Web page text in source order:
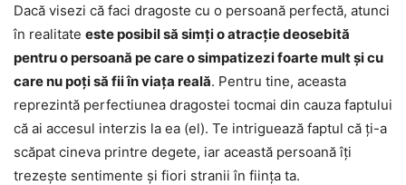
Dacă visezi că faci dragoste cu o persoană perfectă, atunci
în realitate este posibil să simți o atracție deosebită
pentru o persoană pe care o simpatizezi foarte mult și cu
care nu poți să fii în viața reală. Pentru tine, aceasta
reprezintă perfectiunea dragostei tocmai din cauza faptului
că ai accesul interzis la ea (el). Te intriguează faptul că ți-a
scăpat cineva printre degete, iar această persoană îți
trezește sentimente și fiori stranii în ființa ta.